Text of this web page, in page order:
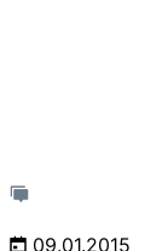
09.01.2015